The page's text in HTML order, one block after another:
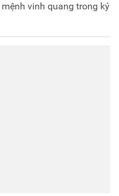
vinh quang trong kỷ